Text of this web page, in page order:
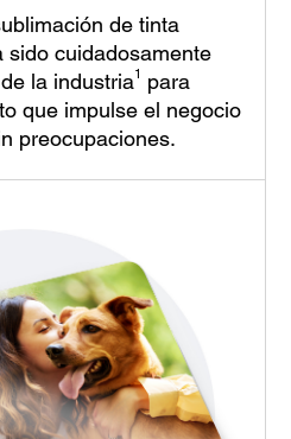
de tinta
sido cuidadosamente
la industria1
para
que impulse el negocio
preocupaciones.